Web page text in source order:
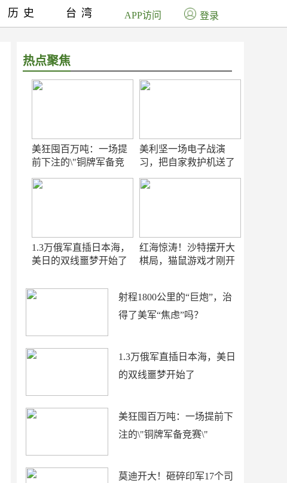
热点聚焦
美狂囤百万吨：一场提
前下注的\"铜牌军备竞
美利坚一场电子战演
习，把自家救护机送了
1.3万俄军直插日本海，
美日的双线噩梦开始了
红海惊涛！沙特摆开大
棋局，猫鼠游戏才刚开
射程1800公里的“巨炮”，治
得了美军“焦虑”吗？
1.3万俄军直插日本海，美日
的双线噩梦开始了
美狂囤百万吨：一场提前下
注的\"铜牌军备竞赛\"
莫迪开大！砸碎印军17个司
历史 台湾 APP访问 登录